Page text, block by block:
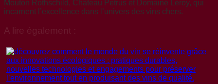
Mouton Rothschild, Château Petrus et Domaine Leroy, qui
incarnent l’excellence dans l’univers des vins chers.
A lire également :